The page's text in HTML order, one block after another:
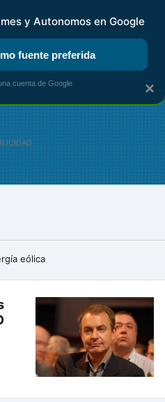
KIT DIGITAL RENTA
eólica
×
y Autonomos en Google
fuente preferida
cuenta de Google